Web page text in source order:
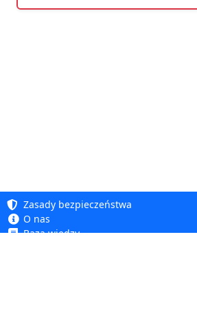
Zasady bezpieczeństwa
O nas
Baza wiedzy